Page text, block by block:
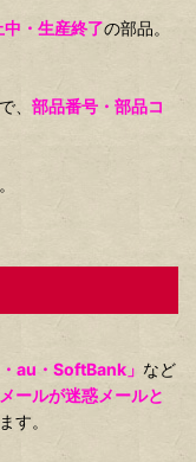
・生産終了の部品。
、 部品番号・部品コ
au・SoftBank」 など
ールが迷惑メールと
す。